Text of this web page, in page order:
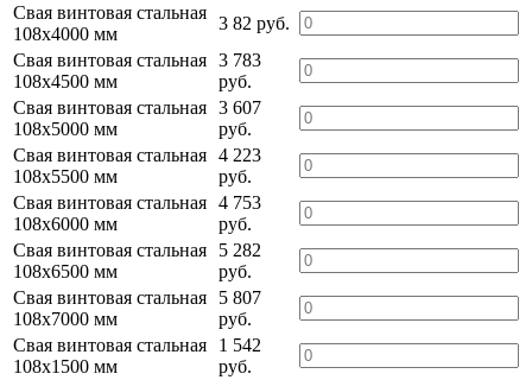
Свая винтовая стальная
108х4000 мм
3 82 руб.
Свая винтовая стальная
108х4500 мм
3 783
руб.
Свая винтовая стальная
108х5000 мм
3 607
руб.
Свая винтовая стальная
108х5500 мм
4 223
руб.
Свая винтовая стальная
108х6000 мм
4 753
руб.
Свая винтовая стальная
108х6500 мм
5 282
руб.
Свая винтовая стальная
108х7000 мм
5 807
руб.
Свая винтовая стальная
108х1500 мм
1 542
руб.